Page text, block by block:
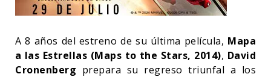
A 8 años del estreno de su última película, Mapa
a las Estrellas (Maps to the Stars, 2014), David
Cronenberg prepara su regreso triunfal a los